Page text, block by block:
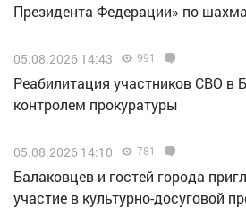
Президента Федерации» по
05.08.2026 14:43 991
Реабилитация участников СВО в
контролем прокуратуры
05.08.2026 14:10 781
Балаковцев и гостей города
участие в культурно-досуговой